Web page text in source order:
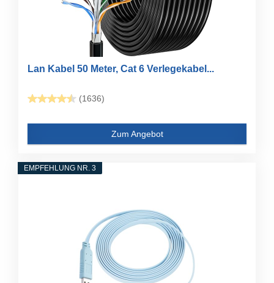
Lan Kabel 50 Meter, Cat 6 Verlegekabel...
(1636)
Zum Angebot
EMPFEHLUNG NR. 3